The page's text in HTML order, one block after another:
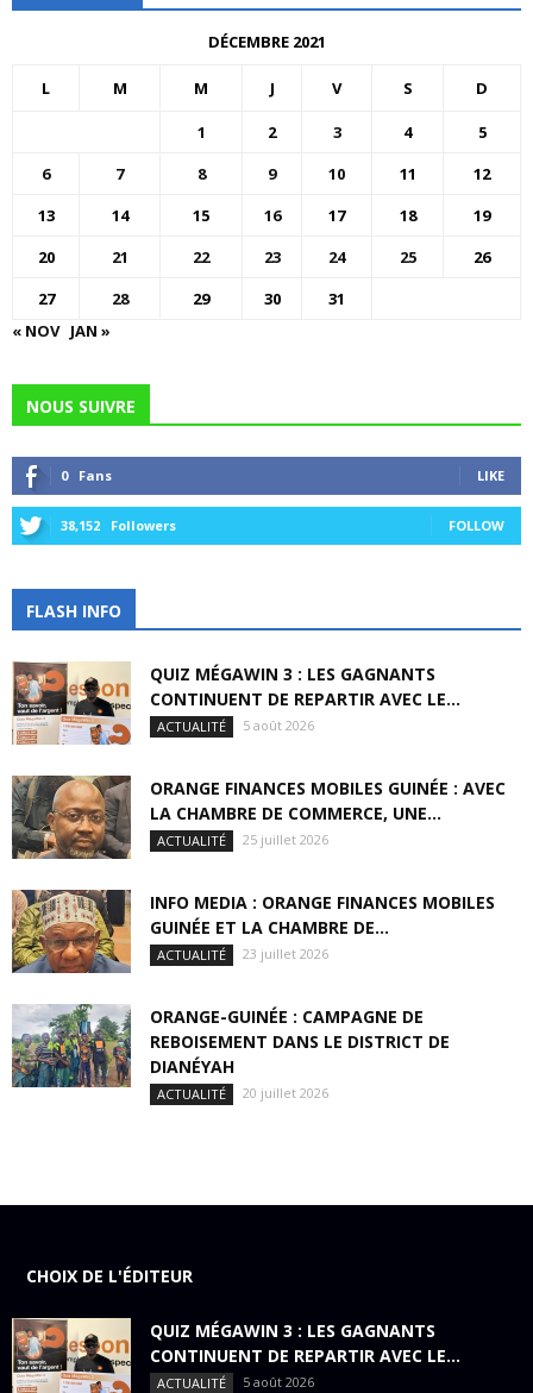
DÉCEMBRE 2021
L M M J V S D
1 2 3 4
5
6
7 8 9 10 11
12
13
14 15 16 17 18
19
20
21 22 23 24 25
26
27
28 29 30
31
« NOV JAN »
NOUS SUIVRE
0 Fans LIKE
38,152 Followers FOLLOW
FLASH INFO
QUIZ MÉGAWIN 3 : LES GAGNANTS
CONTINUENT DE REPARTIR AVEC LE...
ACTUALITÉ 5 août 2026
ORANGE FINANCES MOBILES GUINÉE : AVEC
LA CHAMBRE DE COMMERCE, UNE...
ACTUALITÉ 25 juillet 2026
INFO MEDIA : ORANGE FINANCES MOBILES
GUINÉE ET LA CHAMBRE DE...
ACTUALITÉ 23 juillet 2026
ORANGE-GUINÉE : CAMPAGNE DE
REBOISEMENT DANS LE DISTRICT DE
DIANÉYAH
ACTUALITÉ 20 juillet 2026
CHOIX DE L'ÉDITEUR
QUIZ MÉGAWIN 3 : LES GAGNANTS
CONTINUENT DE REPARTIR AVEC LE...
ACTUALITÉ 5 août 2026